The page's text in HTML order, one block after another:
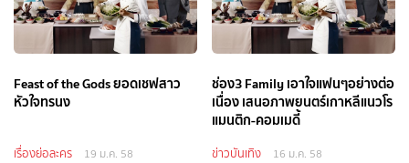
Feast of the Gods ยอดเชฟสาว
หัวใจทรนง
เรื่องย่อละคร 19 ม.ค. 58
ช่อง3 Family เอาใจแฟนๆอย่างต่อ
เนื่อง เสนอภาพยนตร์เกาหลีแนวโร
แมนติก-คอมเมดี้
ข่าวบันเทิง 16 ม.ค. 58